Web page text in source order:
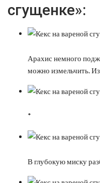
сгущенке»:
Арахис немного
можно измельчить.
*
В глубокую миску